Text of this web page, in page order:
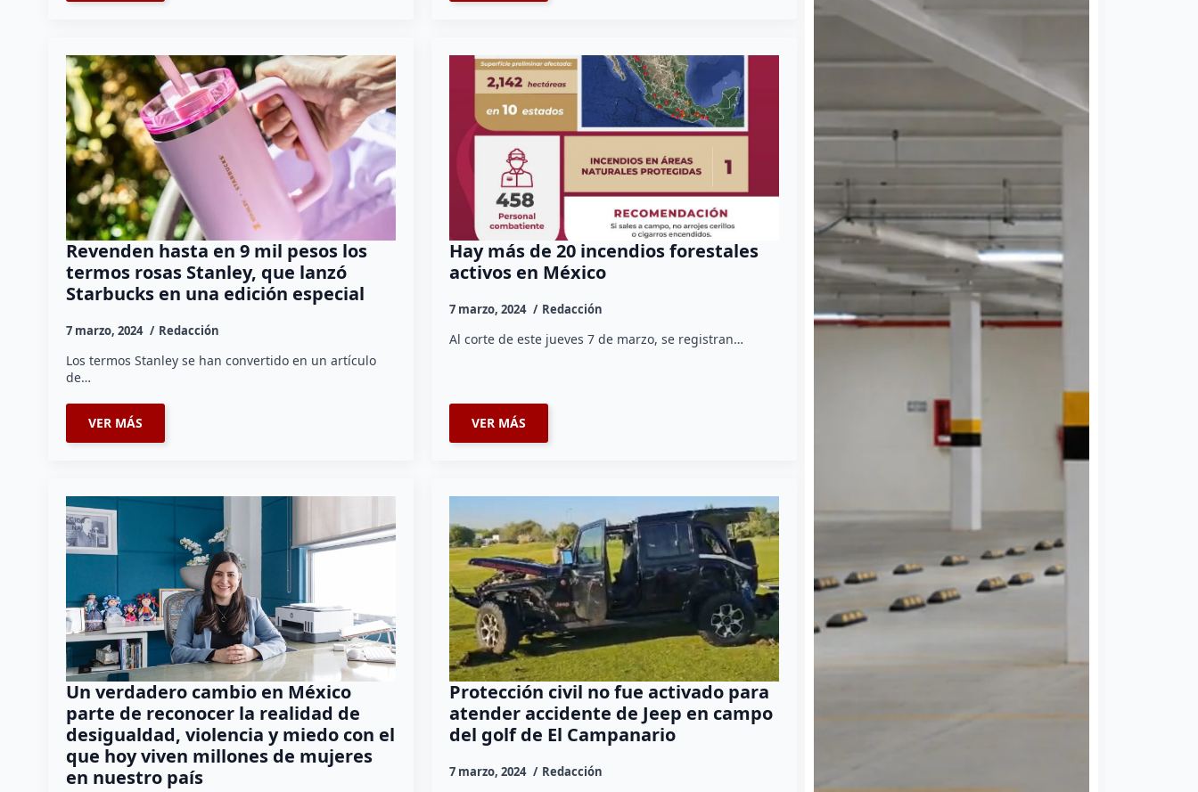
Revenden hasta en 9 mil pesos los
termos rosas Stanley, que lanzó
Starbucks en una edición especial
7 marzo, 2024 Redacción
Los termos Stanley se han convertido en un artículo
de…
VER MÁS
Hay más de 20 incendios forestales
activos en México
7 marzo, 2024 Redacción
Al corte de este jueves 7 de marzo, se registran…
VER MÁS
Un verdadero cambio en México
parte de reconocer la realidad de
desigualdad, violencia y miedo con el
que hoy viven millones de mujeres
en nuestro país
Protección civil no fue activado para
atender accidente de Jeep en campo
del golf de El Campanario
7 marzo, 2024 Redacción